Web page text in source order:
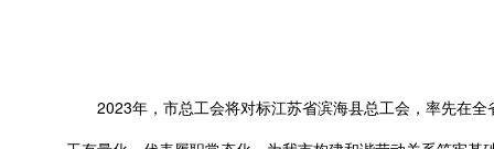
2023年，市总工会将对标江苏省滨海县总工会，率先在全